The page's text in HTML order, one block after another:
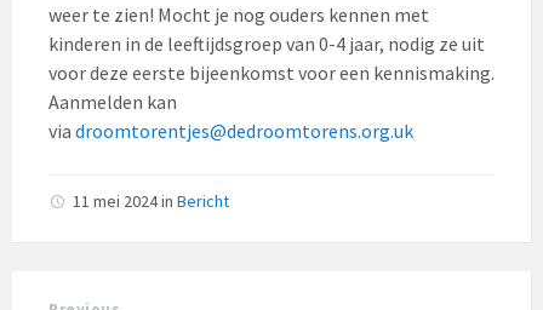
weer te zien! Mocht je nog ouders kennen met
kinderen in de leeftijdsgroep van 0-4 jaar, nodig ze uit
voor deze eerste bijeenkomst voor een kennismaking.
Aanmelden kan
via droomtorentjes@dedroomtorens.org.uk
11 mei 2024in Bericht